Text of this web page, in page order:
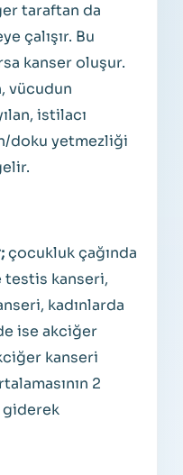
taraftan da
çalışır. Bu
kanser oluşur.
vücudun
istilacı
doku yetmezliği
çocukluk çağında
testis kanseri,
kadınlarda
ise akciğer
kanseri
2
giderek